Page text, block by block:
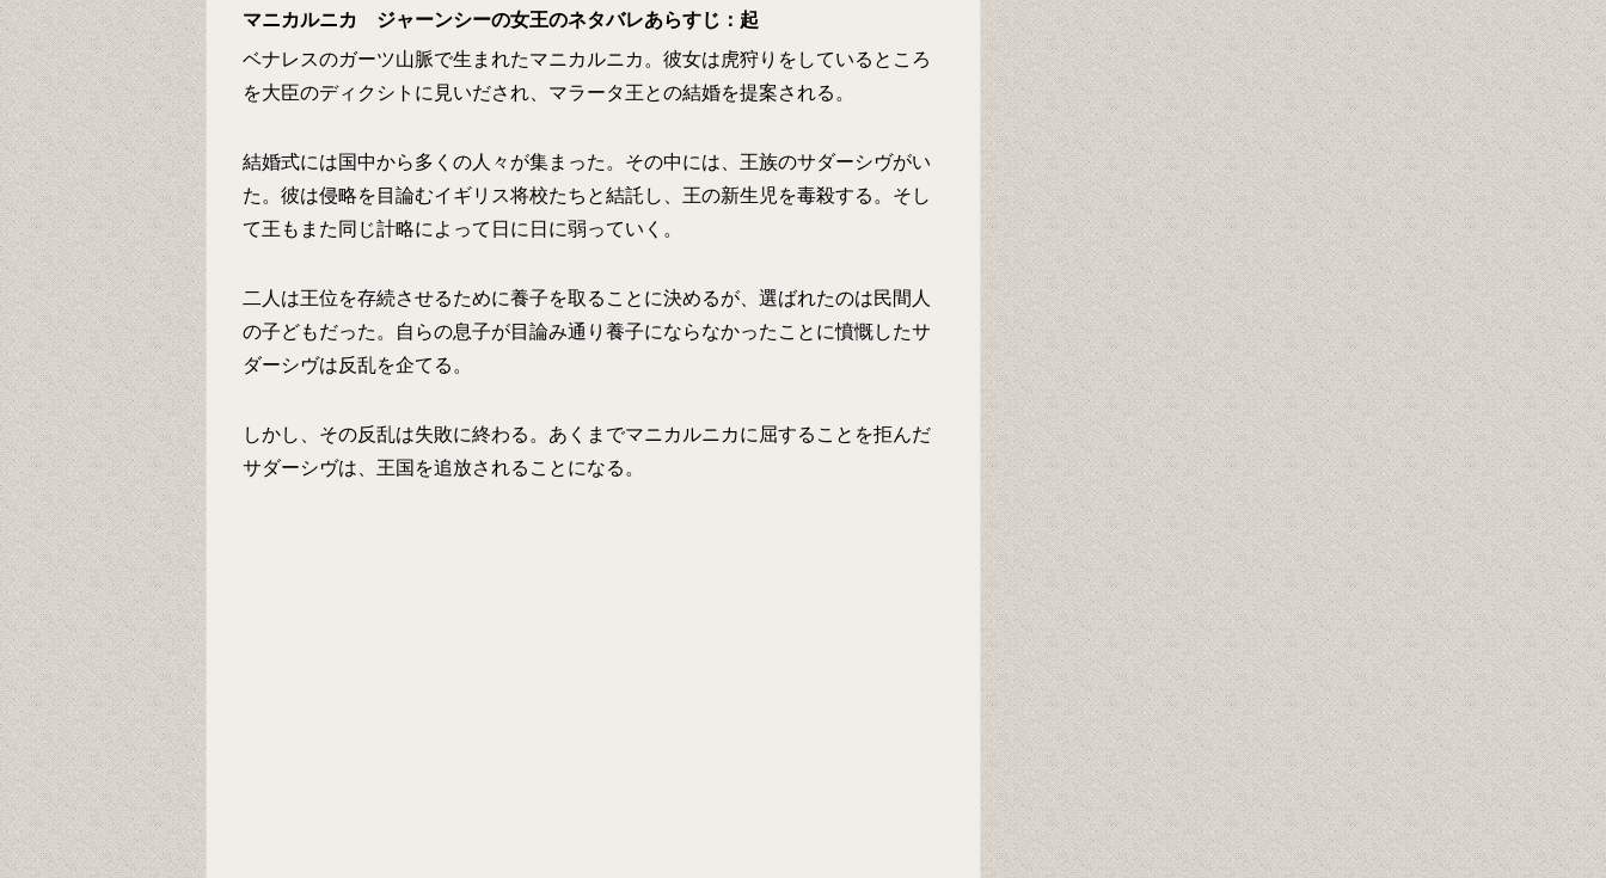
マニカルニカ ジャーンシーの女王のネタバレあらすじ：起
ベナレスのガーツ山脈で生まれたマニカルニカ。彼女は虎狩りをしているところ
を大臣のディクシトに見いだされ、マラータ王との結婚を提案される。
結婚式には国中から多くの人々が集まった。その中には、王族のサダーシヴがい
た。彼は侵略を目論むイギリス将校たちと結託し、王の新生児を毒殺する。そし
て王もまた同じ計略によって日に日に弱っていく。
二人は王位を存続させるために養子を取ることに決めるが、選ばれたのは民間人
の子どもだった。自らの息子が目論み通り養子にならなかったことに憤慨したサ
ダーシヴは反乱を企てる。
しかし、その反乱は失敗に終わる。あくまでマニカルニカに屈することを拒んだ
サダーシヴは、王国を追放されることになる。